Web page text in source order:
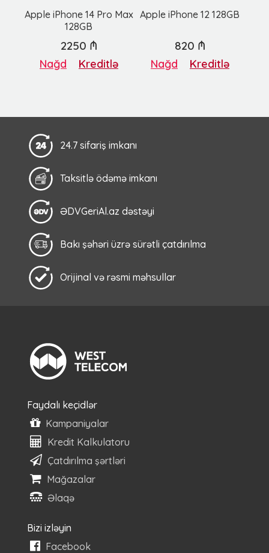
Apple iPhone 14 Pro Max
128GB
Apple iPhone 12 128GB
2250 ₼
Nağd Kreditlə
820 ₼
Nağd Kreditlə
24.7 sifariş imkanı
Taksitlə ödəmə imkanı
ƏDVGeriAl.az dəstəyi
Bakı şəhəri üzrə sürətli çatdırılma
Orijinal və rəsmi məhsullar
Faydalı keçidlər
Kampaniyalar
Kredit Kalkulatoru
Çatdırılma şərtləri
Mağazalar
Əlaqə
Bizi izləyin
Facebook